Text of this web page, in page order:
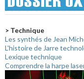
> Technique
Les synthés de Jean
L'histoire de Jarre
Lexique technique
Comprendre la harpe